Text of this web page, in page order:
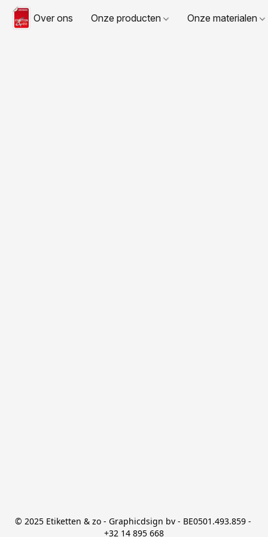
Over ons Onze producten Onze materialen
© 2025 Etiketten & zo - Graphicdsign bv - BE0501.493.859 -
+32 14 895 668